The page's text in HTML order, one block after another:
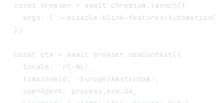
const browser = await chromium.launch({
args: ['--disable-blink-
})
const ctx = await browser.newContext({
  locale: 'nl-NL',
  timezoneId: 'Europe/Amsterdam',
  userAgent: process.env.UA,